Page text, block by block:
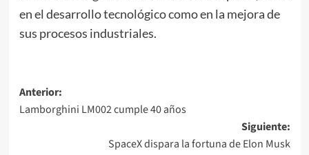
en el desarrollo tecnológico como en la mejora de
sus procesos industriales.
Navegación
de
Anterior:
Lamborghini LM002 cumple 40 años
Siguiente:
SpaceX dispara la fortuna de Elon Musk